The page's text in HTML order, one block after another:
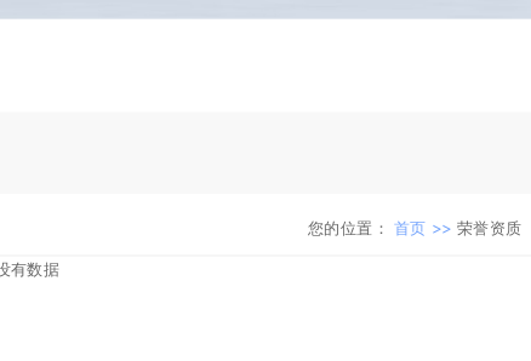
您的位置： 首页 >> 荣誉资质
有数据